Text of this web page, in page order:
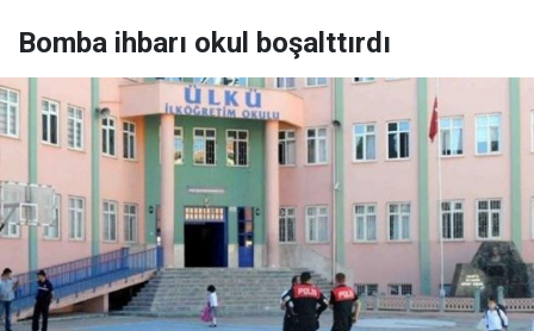
Bomba ihbarı okul boşalttırdı